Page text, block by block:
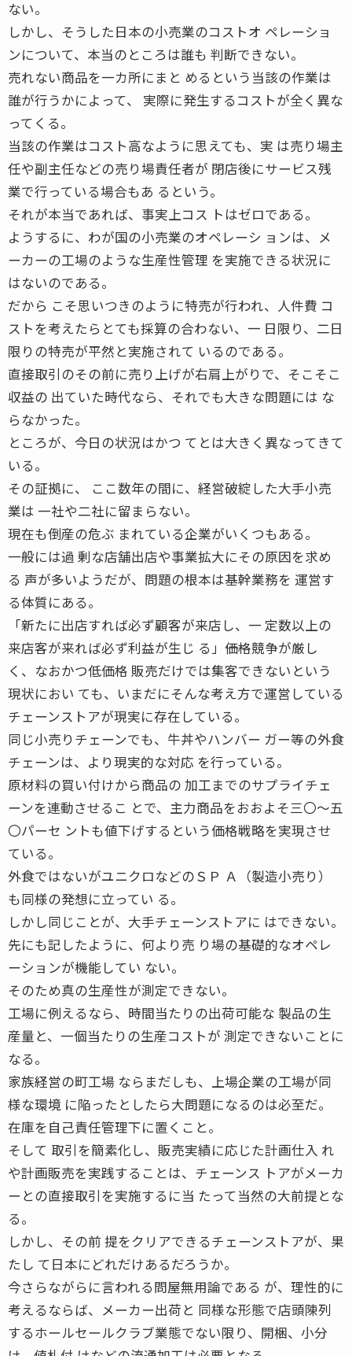
ない。
しかし、そうした日本の小売業のコストオ ペレーショ
ンについて、本当のところは誰も 判断できない。
売れない商品を一カ所にまと めるという当該の作業は
誰が行うかによって、 実際に発生するコストが全く異な
ってくる。
当該の作業はコスト高なように思えても、実 は売り場主
任や副主任などの売り場責任者が 閉店後にサービス残
業で行っている場合もあ るという。
それが本当であれば、事実上コス トはゼロである。
ようするに、わが国の小売業のオペレーシ ョンは、メ
ーカーの工場のような生産性管理 を実施できる状況に
はないのである。
だから こそ思いつきのように特売が行われ、人件費 コ
ストを考えたらとても採算の合わない、一 日限り、二日
限りの特売が平然と実施されて いるのである。
直接取引のその前に売り上げが右肩上がりで、そこそこ
収益の 出ていた時代なら、それでも大きな問題には な
らなかった。
ところが、今日の状況はかつ てとは大きく異なってきて
いる。
その証拠に、 ここ数年の間に、経営破綻した大手小売
業は 一社や二社に留まらない。
現在も倒産の危ぶ まれている企業がいくつもある。
一般には過 剰な店舗出店や事業拡大にその原因を求め
る 声が多いようだが、問題の根本は基幹業務を 運営す
る体質にある。
「新たに出店すれば必ず顧客が来店し、一 定数以上の
来店客が来れば必ず利益が生じ る」――価格競争が厳し
く、なおかつ低価格 販売だけでは集客できないという
現状におい ても、いまだにそんな考え方で運営している
チェーンストアが現実に存在している。
同じ小売りチェーンでも、牛丼やハンバー ガー等の外食
チェーンは、より現実的な対応 を行っている。
原材料の買い付けから商品の 加工までのサプライチェ
ーンを連動させるこ とで、主力商品をおおよそ三〇〜五
〇パーセ ントも値下げするという価格戦略を実現させ
ている。
外食ではないがユニクロなどのＳＰ Ａ（製造小売り）
も同様の発想に立ってい る。
しかし同じことが、大手チェーンストアに はできない。
先にも記したように、何より売 り場の基礎的なオペレ
ーションが機能してい ない。
そのため真の生産性が測定できない。
工場に例えるなら、時間当たりの出荷可能な 製品の生
産量と、一個当たりの生産コストが 測定できないことに
なる。
家族経営の町工場 ならまだしも、上場企業の工場が同
様な環境 に陥ったとしたら大問題になるのは必至だ。
在庫を自己責任管理下に置くこと。
そして 取引を簡素化し、販売実績に応じた計画仕入 れ
や計画販売を実践することは、チェーンス トアがメーカ
ーとの直接取引を実施するに当 たって当然の大前提とな
る。
しかし、その前 提をクリアできるチェーンストアが、果
たし て日本にどれだけあるだろうか。
今さらながらに言われる問屋無用論である が、理性的に
考えるならば、メーカー出荷と 同様な形態で店頭陳列
するホールセールクラブ業態でない限り、開梱、小分